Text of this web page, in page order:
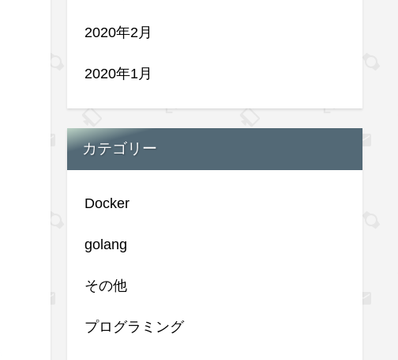
2020年2月
2020年1月
カテゴリー
Docker
golang
その他
プログラミング